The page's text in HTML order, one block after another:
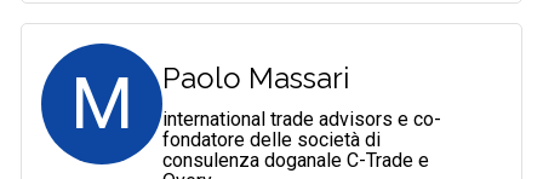
M Paolo Massari
international trade advisors e co-
fondatore delle società di
consulenza doganale C-Trade e